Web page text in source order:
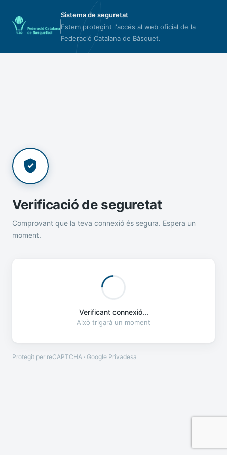
Sistema de seguretat
Estem protegint l'accés al web oficial de la
Federació Catalana de Bàsquet.
Verificació de seguretat
Comprovant que la teva connexió és segura. Espera un
moment.
Verificant connexió...
Això trigarà un moment
Protegit per reCAPTCHA · Google Privadesa